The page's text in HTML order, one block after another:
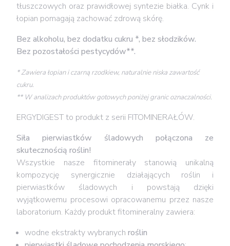
tłuszczowych oraz prawidłowej syntezie białka. Cynk i
łopian pomagają zachować zdrową skórę.
Bez alkoholu, bez dodatku cukru *, bez słodzików.
Bez pozostałości pestycydów**.
* Zawiera łopian i czarną rzodkiew, naturalnie niska zawartość
cukru.
**W analizach produktów gotowych poniżej granic oznaczalności.
ERGYDIGEST to produkt z serii FITOMINERAŁÓW.
Siła pierwiastków śladowych połączona ze
skutecznością roślin!
Wszystkie nasze fitominerały stanowią unikalną
kompozycję synergicznie działających roślin i
pierwiastków śladowych i powstają dzięki
wyjątkowemu procesowi opracowanemu przez nasze
laboratorium. Każdy produkt fitomineralny zawiera:
wodne ekstrakty wybranych roślin